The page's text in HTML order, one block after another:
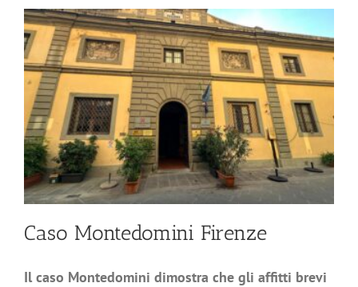
Caso Montedomini Firenze
Il caso Montedomini dimostra che gli affitti brevi